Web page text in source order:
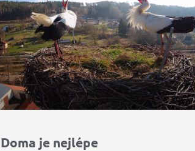
Doma je nejlépe